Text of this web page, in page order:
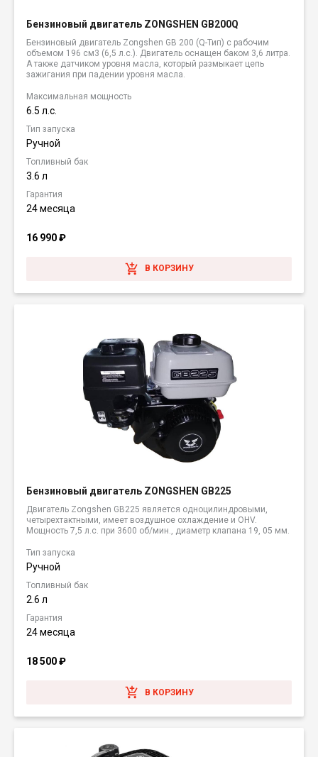
Бензиновый двигатель ZONGSHEN GB200Q
Бензиновый двигатель Zongshen GB 200 (Q-Тип) с рабочим
объемом 196 см3 (6,5 л.с.). Двигатель оснащен баком 3,6 литра.
А также датчиком уровня масла, который размыкает цепь
зажигания при падении уровня масла.
Максимальная мощность
6.5 л.с.
Тип запуска
Ручной
Топливный бак
3.6 л
Гарантия
24 месяца
16 990₽
В КОРЗИНУ
Бензиновый двигатель ZONGSHEN GB225
Двигатель Zongshen GB225 является одноцилиндровыми,
четырехтактными, имеет воздушное охлаждение и OHV.
Мощность 7,5 л.с. при 3600 об/мин., диаметр клапана 19, 05 мм.
Тип запуска
Ручной
Топливный бак
2.6 л
Гарантия
24 месяца
18 500₽
В КОРЗИНУ